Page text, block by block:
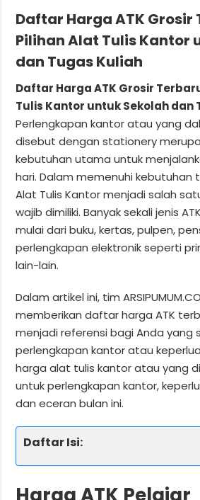
Daftar Harga ATK Grosir
Pilihan Alat Tulis Kantor
dan Tugas Kuliah
Daftar Harga ATK Grosir
Tulis Kantor untuk Sekolah dan
Perlengkapan kantor atau yang
disebut dengan stationery
kebutuhan utama untuk
hari. Dalam memenuhi kebutuhan
Alat Tulis Kantor menjadi salah
wajib dimiliki. Banyak sekali jenis
mulai dari buku, kertas, pulpen,
perlengkapan elektronik seperti
lain-lain.
Dalam artikel ini, tim
memberikan daftar harga ATK
menjadi referensi bagi Anda yang
perlengkapan kantor atau
harga alat tulis kantor atau yang
untuk perlengkapan kantor,
dan eceran bulan ini.
Daftar Isi: